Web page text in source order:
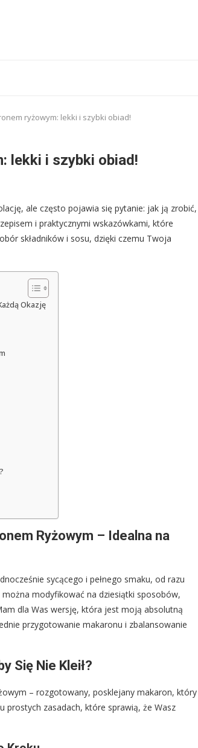
ryżowym: lekki i szybki obiad!
lekki i szybki obiad!
ale często pojawia się pytanie: jak ją zrobić,
i praktycznymi wskazówkami, które
składników i sosu, dzięki czemu Twoja
Okazję
Ryżowym – Idealna na
sycącego i pełnego smaku, od razu
modyfikować na dziesiątki sposobów,
dla Was wersję, która jest moją absolutną
przygotowanie makaronu i zbalansowanie
Się Nie Kleił?
– rozgotowany, posklejany makaron, który
prostych zasadach, które sprawią, że Wasz